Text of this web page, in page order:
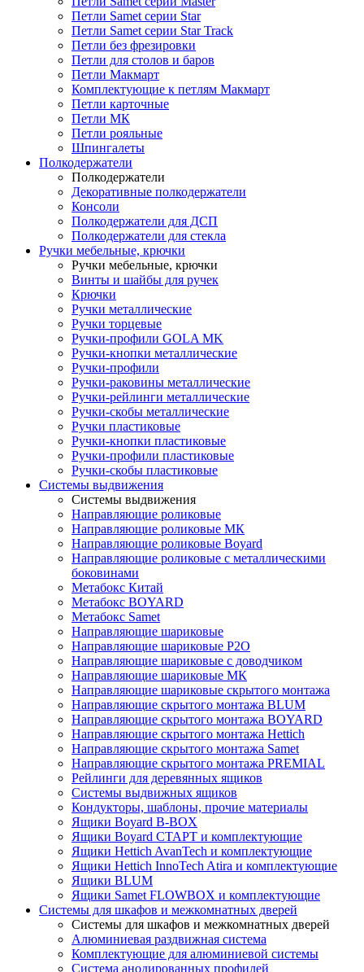
Петли Samet серии Star
Петли Samet серии Star Track
Петли без фрезировки
Петли для столов и баров
Петли Макмарт
Комплектующие к петлям Макмарт
Петли карточные
Петли МК
Петли рояльные
Шпингалеты
Полкодержатели
Полкодержатели
Декоративные полкодержатели
Консоли
Полкодержатели для ДСП
Полкодержатели для стекла
Ручки мебельные, крючки
Ручки мебельные, крючки
Винты и шайбы для ручек
Крючки
Ручки металлические
Ручки торцевые
Ручки-профили GOLA MK
Ручки-кнопки металлические
Ручки-профили
Ручки-раковины металлические
Ручки-рейлинги металлические
Ручки-скобы металлические
Ручки пластиковые
Ручки-кнопки пластиковые
Ручки-профили пластиковые
Ручки-скобы пластиковые
Системы выдвижения
Системы выдвижения
Направляющие роликовые
Направляющие роликовые МК
Направляющие роликовые Boyard
Направляющие роликовые с металлическими
боковинами
Метабокс Китай
Метабокс BOYARD
Метабокс Samet
Направляющие шариковые
Направляющие шариковые P2O
Направляющие шариковые с доводчиком
Направляющие шариковые МК
Направляющие шариковые скрытого монтажа
Направляющие скрытого монтажа BLUM
Направляющие скрытого монтажа BOYARD
Направляющие скрытого монтажа Hettich
Направляющие скрытого монтажа Samet
Направляющие скрытого монтажа PREMIAL
Рейлинги для деревянных ящиков
Системы выдвижных ящиков
Кондукторы, шаблоны, прочие материалы
Ящики Boyard B-BOX
Ящики Boyard СТАРТ и комплектующие
Ящики Hettich AvanTech и комплектующие
Ящики Hettich InnoTech Atira и комплектующие
Ящики BLUM
Ящики Samet FLOWBOX и комплектующие
Системы для шкафов и межкомнатных дверей
Системы для шкафов и межкомнатных дверей
Алюминиевая раздвижная система
Комплектующие для алюминиевой системы
Система анодированных профилей